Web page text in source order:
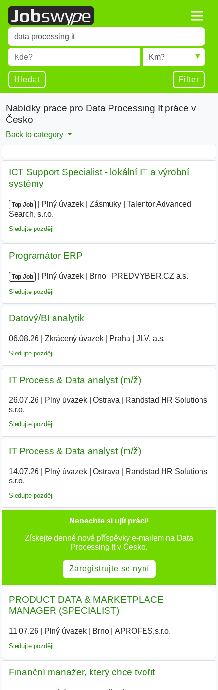
Title
Type 1 or more characters for results.
Místo
Type 1 or more characters for results.
Radius
Hledat Filter
Nabídky práce pro Data Processing It práce v
Česko
Back to category
ICT Support Specialist - lokální IT a výrobní
systémy
Top Job Plný úvazek Zásmuky
Talentor Advanced
Search, s.r.o.
Sledujte později
Programátor ERP
Top Job Plný úvazek Brno PŘEDVÝBĚR.CZ a.s.
Sledujte později
Datový/BI analytik
06.08.26| Zkrácený úvazek| Praha JLV, a.s.
Sledujte později
IT Process & Data analyst (m/ž)
26.07.26| Plný úvazek| Ostrava
Randstad HR Solutions
s.r.o.
Sledujte později
IT Process & Data analyst (m/ž)
14.07.26| Plný úvazek| Ostrava
Randstad HR Solutions
s.r.o.
Sledujte později
Nenechte si ujít práci!
Získejte denně nové příspěvky e-mailem na Data
Processing It v Česko.
Zaregistrujte se nyní
PRODUCT DATA & MARKETPLACE
MANAGER (SPECIALIST)
11.07.26| Plný úvazek| Brno| APROFES,s.r.o.
Sledujte později
Finanční manažer, který chce tvořit